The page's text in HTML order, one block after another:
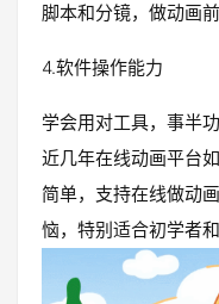
脚本和分镜，做动画
4.软件操作能力
学会用对工具，事半
近几年在线动画平台
简单，支持在线做动
恼，特别适合初学者